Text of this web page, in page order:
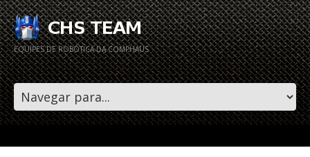
EQUIPES DE ROBÓTICA DA COMPHAUS